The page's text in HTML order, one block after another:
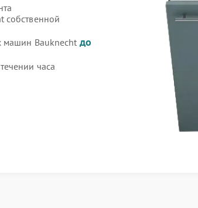
собственной
машин Bauknecht до
часа